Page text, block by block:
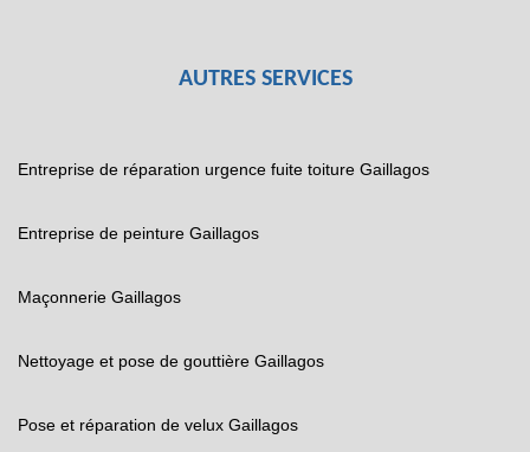
AUTRES SERVICES
Entreprise de réparation urgence fuite toiture Gaillagos
Entreprise de peinture Gaillagos
Maçonnerie Gaillagos
Nettoyage et pose de gouttière Gaillagos
Pose et réparation de velux Gaillagos